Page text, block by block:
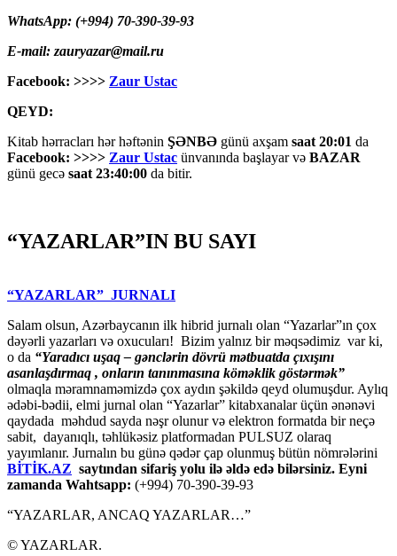
WhatsApp: (+994) 70-390-39-93
E-mail: zauryazar@mail.ru
Facebook: >>>> Zaur Ustac
QEYD:
Kitab hərracları hər həftənin ŞƏNBƏ günü axşam saat 20:01 da
Facebook: >>>> Zaur Ustac ünvanında başlayar və BAZAR
günü gecə saat 23:40:00 da bitir.
“YAZARLAR”IN BU SAYI
“YAZARLAR” JURNALI
Salam olsun, Azərbaycanın ilk hibrid jurnalı olan “Yazarlar”ın çox
dəyərli yazarları və oxucuları! Bizim yalnız bir məqsədimiz var ki,
o da “Yaradıcı uşaq – gәnclәrin dövrü mәtbuatda çıxışını
asanlaşdırmaq , onların tanınmasına kömәklik göstәrmәk”
olmaqla məramnaməmizdə çox aydın şəkildə qeyd olumuşdur. Aylıq
ədəbi-bədii, elmi jurnal olan “Yazarlar” kitabxanalar üçün ənənəvi
qaydada məhdud sayda nəşr olunur və elektron formatda bir neçə
sabit, dayanıqlı, təhlükəsiz platformadan PULSUZ olaraq
yayımlanır. Jurnalın bu günə qədər çap olunmuş bütün nömrələrini
BİTİK.AZ saytından sifariş yolu ilə əldə edə bilərsiniz. Eyni
zamanda Wahtsapp: (+994) 70-390-39-93
“YAZARLAR, ANCAQ YAZARLAR…”
© YAZARLAR.